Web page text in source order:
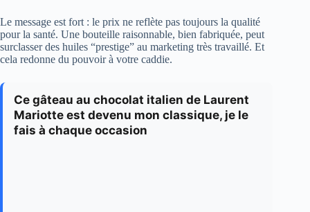
Le message est fort : le prix ne reflète pas toujours la qualité
pour la santé. Une bouteille raisonnable, bien fabriquée, peut
surclasser des huiles “prestige” au marketing très travaillé. Et
cela redonne du pouvoir à votre caddie.
Ce gâteau au chocolat italien de Laurent
Mariotte est devenu mon classique, je le
fais à chaque occasion